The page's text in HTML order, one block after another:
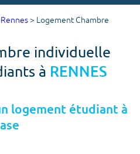
Budget max
> Logement Chambre
individuelle
à RENNES
logement étudiant à